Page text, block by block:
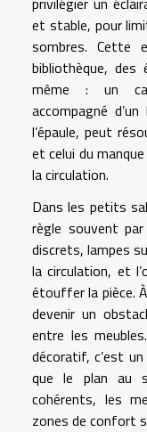
et stable, pour
sombres. Cette
bibliothèque,
même : un
accompagné
l’épaule, peut
et celui du
la circulation.
Dans les petits
règle souvent
discrets, lampes
la circulation, et
étouffer la pièce.
devenir un
entre les
décoratif, c’est
que le plan au
cohérents, les
zones de confort